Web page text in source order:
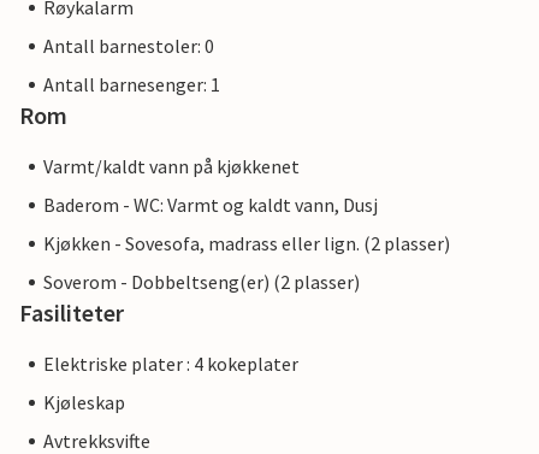
Røykalarm
Antall barnestoler: 0
Antall barnesenger: 1
Rom
Varmt/kaldt vann på kjøkkenet
Baderom - WC: Varmt og kaldt vann, Dusj
Kjøkken - Sovesofa, madrass eller lign. (2 plasser)
Soverom - Dobbeltseng(er) (2 plasser)
Fasiliteter
Elektriske plater : 4 kokeplater
Kjøleskap
Avtrekksvifte